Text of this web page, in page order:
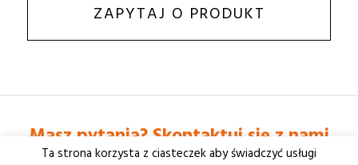
ZAPYTAJ O PRODUKT
Masz pytania? Skontaktuj się z nami
Ta strona korzysta z ciasteczek aby świadczyć usługi